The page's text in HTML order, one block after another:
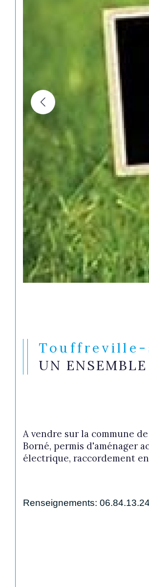
UN
A vendre sur la commune
Borné, permis d'aménager
électrique, raccordement
Renseignements: